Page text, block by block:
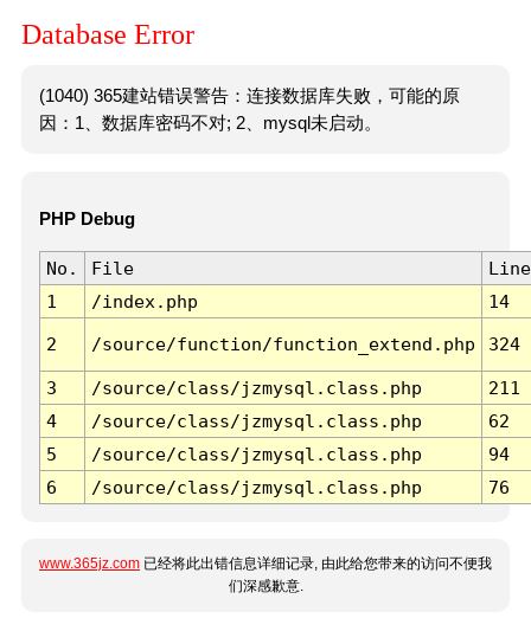
Database Error
(1040) 365建站错误警告：连接数据库失败，可能的原
因：1、数据库密码不对; 2、mysql未启动。
PHP Debug
No. File
Line
1
/index.php 14
2 /source/function/function_extend.php 324
3 /source/class/jzmysql.class.php
211
4
/source/class/jzmysql.class.php
62
5
/source/class/jzmysql.class.php
94
6
/source/class/jzmysql.class.php 76
www.365jz.com 已经将此出错信息详细记录, 由此给您带来的访问不便我
们深感歉意.